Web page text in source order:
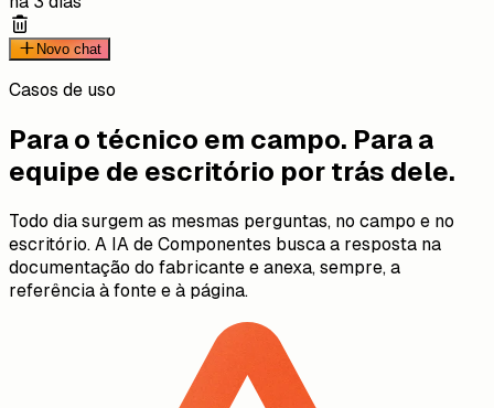
Novo chat
Casos de uso
Para o técnico em campo. Para a
equipe de escritório por trás dele.
Todo dia surgem as mesmas perguntas, no campo e no
escritório. A IA de Componentes busca a resposta na
documentação do fabricante e anexa, sempre, a
referência à fonte e à página.